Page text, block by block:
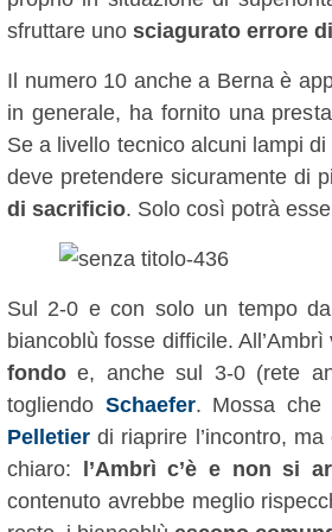
sfruttare uno sciagurato errore
Il numero 10 anche a Berna è
in generale, ha fornito una
Se a livello tecnico alcuni lampi
deve pretendere sicuramente di
di sacrificio. Solo così potrà
Sul 2-0 e con solo un tempo
biancoblù fosse difficile.
fondo e, anche sul 3-0 (rete
togliendo Schaefer. Mossa che
Pelletier di riaprire l’incontro,
chiaro: l’Ambrì c’è e non si
contenuto avrebbe meglio